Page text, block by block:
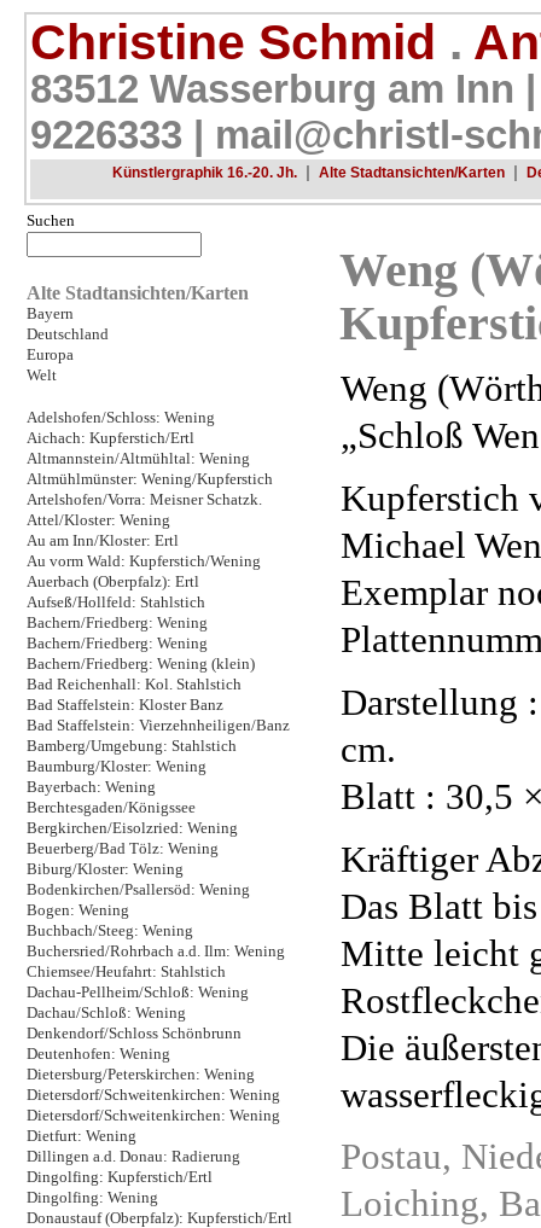
Christine Schmid .
83512 Wasserburg am Inn
9226333 | mail@christl-
Künstlergraphik 16.-20. Jh. | Alte Stadtansichten/Karten |
Suchen
Alte Stadtansichten/Karten
Bayern
Deutschland
Europa
Welt
Adelshofen/Schloss: Wening
Aichach: Kupferstich/Ertl
Altmannstein/Altmühltal: Wening
Altmühlmünster: Wening/Kupferstich
Artelshofen/Vorra: Meisner Schatzk.
Attel/Kloster: Wening
Au am Inn/Kloster: Ertl
Au vorm Wald: Kupferstich/Wening
Auerbach (Oberpfalz): Ertl
Aufseß/Hollfeld: Stahlstich
Bachern/Friedberg: Wening
Bachern/Friedberg: Wening
Bachern/Friedberg: Wening (klein)
Bad Reichenhall: Kol. Stahlstich
Bad Staffelstein: Kloster Banz
Bad Staffelstein: Vierzehnheiligen/Banz
Bamberg/Umgebung: Stahlstich
Baumburg/Kloster: Wening
Bayerbach: Wening
Berchtesgaden/Königssee
Bergkirchen/Eisolzried: Wening
Beuerberg/Bad Tölz: Wening
Biburg/Kloster: Wening
Bodenkirchen/Psallersöd: Wening
Bogen: Wening
Buchbach/Steeg: Wening
Buchersried/Rohrbach a.d. Ilm: Wening
Chiemsee/Heufahrt: Stahlstich
Dachau-Pellheim/Schloß: Wening
Dachau/Schloß: Wening
Denkendorf/Schloss Schönbrunn
Deutenhofen: Wening
Dietersburg/Peterskirchen: Wening
Dietersdorf/Schweitenkirchen: Wening
Dietersdorf/Schweitenkirchen: Wening
Dietfurt: Wening
Dillingen a.d. Donau: Radierung
Dingolfing: Kupferstich/Ertl
Dingolfing: Wening
Donaustauf (Oberpfalz): Kupferstich/Ertl
Weng
Weng
„Schloß
Kupferstich
Michael
Exemplar
Darstellung
cm.
Blatt : 30,5
Kräftiger
Das Blatt
Mitte leicht
Die
Postau,
Loiching,